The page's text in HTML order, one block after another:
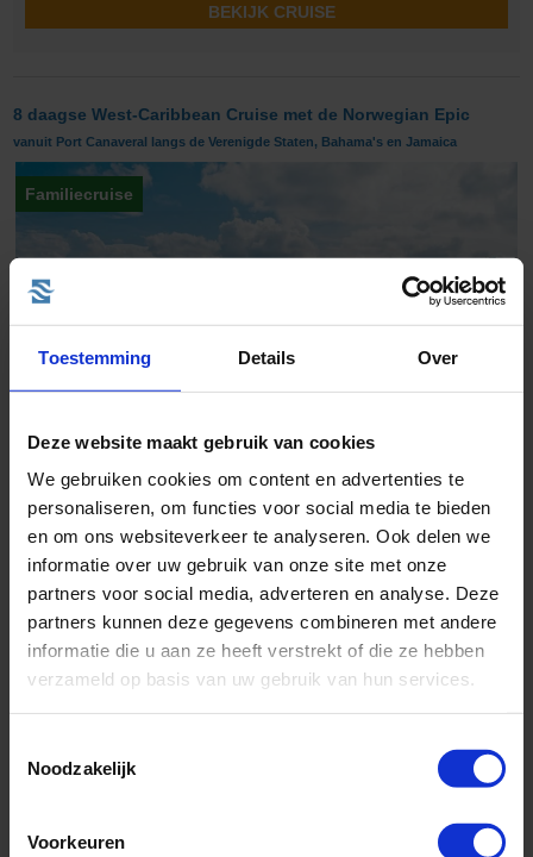
Toestemming Details Over
Deze website maakt gebruik van cookies
We gebruiken cookies om content en advertenties te
personaliseren, om functies voor social media te bieden
en om ons websiteverkeer te analyseren. Ook delen we
informatie over uw gebruik van onze site met onze
partners voor social media, adverteren en analyse. Deze
partners kunnen deze gegevens combineren met andere
informatie die u aan ze heeft verstrekt of die ze hebben
verzameld op basis van uw gebruik van hun services.
Noodzakelijk
Voorkeuren
BEKIJK CRUISE
8 daagse West-Caribbean Cruise met de Norwegian Epic
vanuit Port Canaveral langs de Verenigde Staten, Bahama's en Jamaica
Familiecruise
Rederij:Norwegian Cruise Line
Bestemming:West-Caribbean
Schip:Norwegian Epic(2010)
Vaarroute: Port Canaveral, Great Stirrup Cay, Dag op Zee,
Montego Bay, George Town, Grand Cayman, Cozumel...
Cruise only (vluchten en transfers ook mogelijk)
Volpension (All inclusive is ook mogelijk)